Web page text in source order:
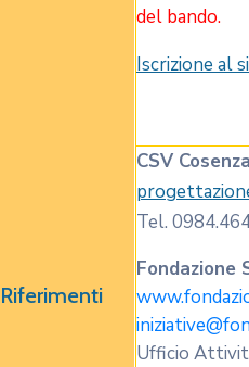
del bando.
Iscrizione al
Riferimenti
CSV Cosenza
Tel.
Fondazione
Ufficio